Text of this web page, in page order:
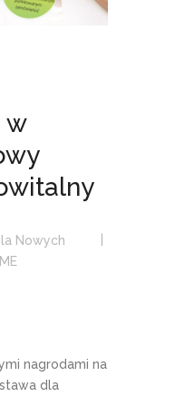
w
Nowych
nagrodami na
dla